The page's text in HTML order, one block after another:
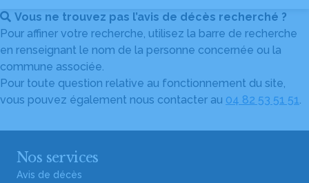
Vous ne trouvez pas l’avis de décès recherché ?
Pour affiner votre recherche, utilisez la barre de recherche
en renseignant le nom de la personne concernée ou la
commune associée.
Pour toute question relative au fonctionnement du site,
vous pouvez également nous contacter au 04 82 53 51 51.
Nos services
Avis de décès